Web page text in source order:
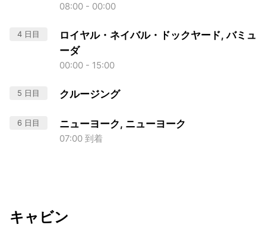
08:00 - 00:00
4 日目
ロイヤル・ネイバル・ドックヤード, バミュ
ーダ
00:00 - 15:00
5 日目 クルージング
6 日目 ニューヨーク, ニューヨーク
07:00 到着
キャビン